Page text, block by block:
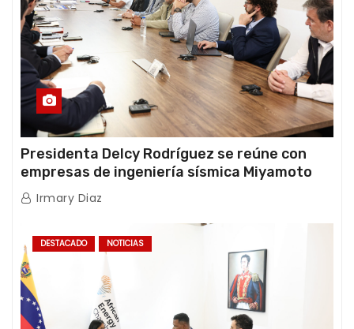
Presidenta Delcy Rodríguez se reúne con
empresas de ingeniería sísmica Miyamoto
International y TFI Solutions
Irmary Diaz
DESTACADO NOTICIAS